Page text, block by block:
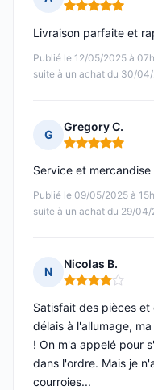
Note : 5 sur 5
Publié le 12/05/2025 à
suite à un achat du 30/
Livraison parfaite et
G
Gregory C.
Note : 5 sur 5
Publié le 09/05/2025 à
suite à un achat du 29/
Service et
N
Nicolas B.
Note : 4 sur 5
Satisfait des pièces et
délais à l'allumage,
! On m'a appelé pour
dans l'ordre. Mais je
courroies...